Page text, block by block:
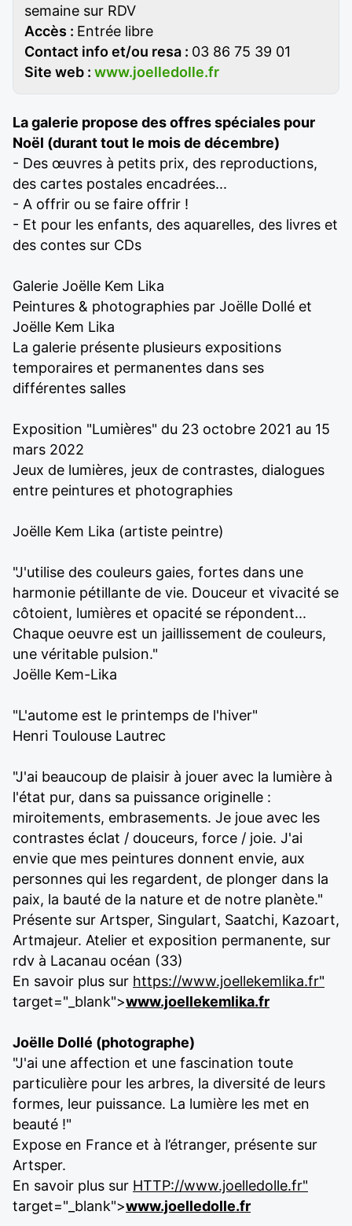
semaine sur RDV
Accès : Entrée libre
Contact info et/ou resa : 03 86 75 39 01
Site web : www.joelledolle.fr
La galerie propose des offres spéciales pour
Noël (durant tout le mois de décembre)
- Des œuvres à petits prix, des reproductions,
des cartes postales encadrées...
- A offrir ou se faire offrir !
- Et pour les enfants, des aquarelles, des livres et
des contes sur CDs
Galerie Joëlle Kem Lika
Peintures & photographies par Joëlle Dollé et
Joëlle Kem Lika
La galerie présente plusieurs expositions
temporaires et permanentes dans ses
différentes salles
Exposition "Lumières" du 23 octobre 2021 au 15
mars 2022
Jeux de lumières, jeux de contrastes, dialogues
entre peintures et photographies
Joëlle Kem Lika (artiste peintre)
"J'utilise des couleurs gaies, fortes dans une
harmonie pétillante de vie. Douceur et vivacité se
côtoient, lumières et opacité se répondent...
Chaque oeuvre est un jaillissement de couleurs,
une véritable pulsion."
Joëlle Kem-Lika
"L'autome est le printemps de l'hiver"
Henri Toulouse Lautrec
"J'ai beaucoup de plaisir à jouer avec la lumière à
l'état pur, dans sa puissance originelle :
miroitements, embrasements. Je joue avec les
contrastes éclat / douceurs, force / joie. J'ai
envie que mes peintures donnent envie, aux
personnes qui les regardent, de plonger dans la
paix, la bauté de la nature et de notre planète."
Présente sur Artsper, Singulart, Saatchi, Kazoart,
Artmajeur. Atelier et exposition permanente, sur
rdv à Lacanau océan (33)
En savoir plus sur https://www.joellekemlika.fr"
target="_blank">www.joellekemlika.fr
Joëlle Dollé (photographe)
"J'ai une affection et une fascination toute
particulière pour les arbres, la diversité de leurs
formes, leur puissance. La lumière les met en
beauté !"
Expose en France et à l’étranger, présente sur
Artsper.
En savoir plus sur HTTP://www.joelledolle.fr"
target="_blank">www.joelledolle.fr